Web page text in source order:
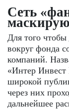
Сеть
Для того чтобы
вокруг фонда
компаний.
«Интер
широкой
через них
дальнейшее